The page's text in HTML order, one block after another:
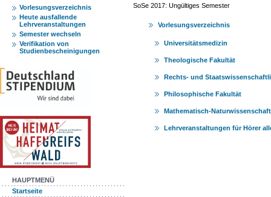
Vorlesungsverzeichnis
Heute ausfallende
Lehrveranstaltungen
Semester wechseln
Verifikation von
Studienbescheinigungen
HAUPTMENÜ
Startseite
SoSe 2017: Ungültiges Semester
Vorlesungsverzeichnis
Universitätsmedizin
Theologische Fakultät
Rechts- und
Philosophische Fakultät
Mathematisch-
Lehrveranstaltungen für Hörer